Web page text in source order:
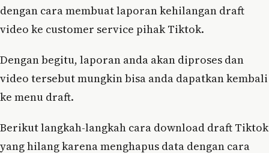
dengan cara membuat laporan kehilangan draft
video ke customer service pihak Tiktok.
Dengan begitu, laporan anda akan diproses dan
video tersebut mungkin bisa anda dapatkan kembali
ke menu draft.
Berikut langkah-langkah cara download draft Tiktok
yang hilang karena menghapus data dengan cara